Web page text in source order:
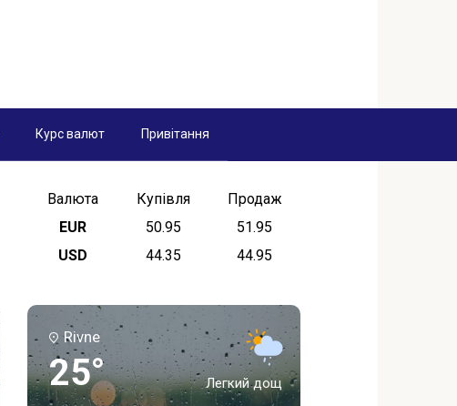
Курс валют Привітання
Валюта Купівля
Продаж
EUR
50.95
51.95
USD
44.35 44.95
Rivne
25° Легкий дощ